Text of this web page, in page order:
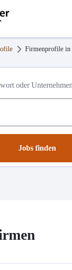
Firmenprofile in
Jobs finden